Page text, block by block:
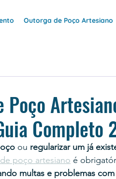
Outorga de Poço Artesiano
Completo
ou regularizar um já
poço artesiano é
multas e problemas